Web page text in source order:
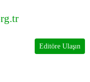
Editöre Ulaşın